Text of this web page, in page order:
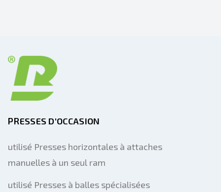
PRESSES D'OCCASION
utilisé Presses horizontales à attaches
manuelles à un seul ram
utilisé Presses à balles spécialisées